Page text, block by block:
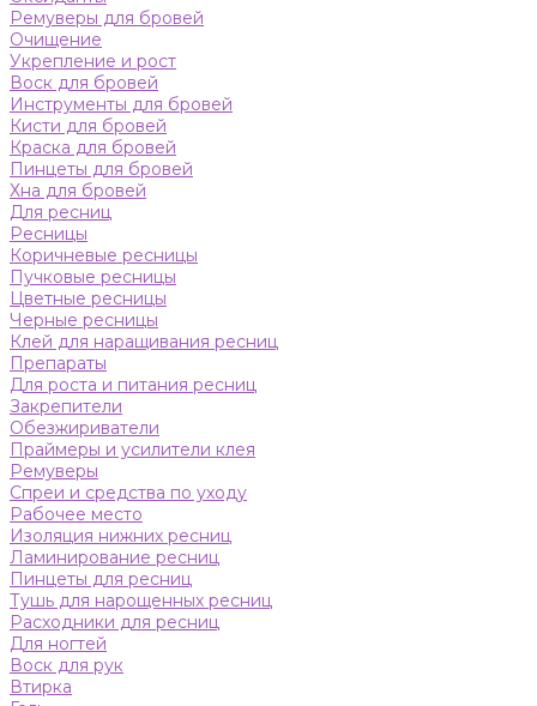
Ремуверы для бровей
Очищение
Укрепление и рост
Воск для бровей
Инструменты для бровей
Кисти для бровей
Краска для бровей
Пинцеты для бровей
Хна для бровей
Для ресниц
Ресницы
Коричневые ресницы
Пучковые ресницы
Цветные ресницы
Черные ресницы
Клей для наращивания ресниц
Препараты
Для роста и питания ресниц
Закрепители
Обезжириватели
Праймеры и усилители клея
Ремуверы
Спреи и средства по уходу
Рабочее место
Изоляция нижних ресниц
Ламинирование ресниц
Пинцеты для ресниц
Тушь для нарощенных ресниц
Расходники для ресниц
Для ногтей
Воск для рук
Втирка